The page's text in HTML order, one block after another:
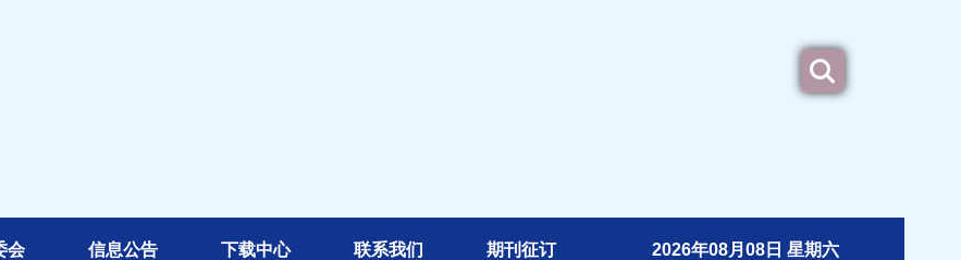
会 信息公告 下载中心 联系我们 期刊征订 2026年08月08日 星期六